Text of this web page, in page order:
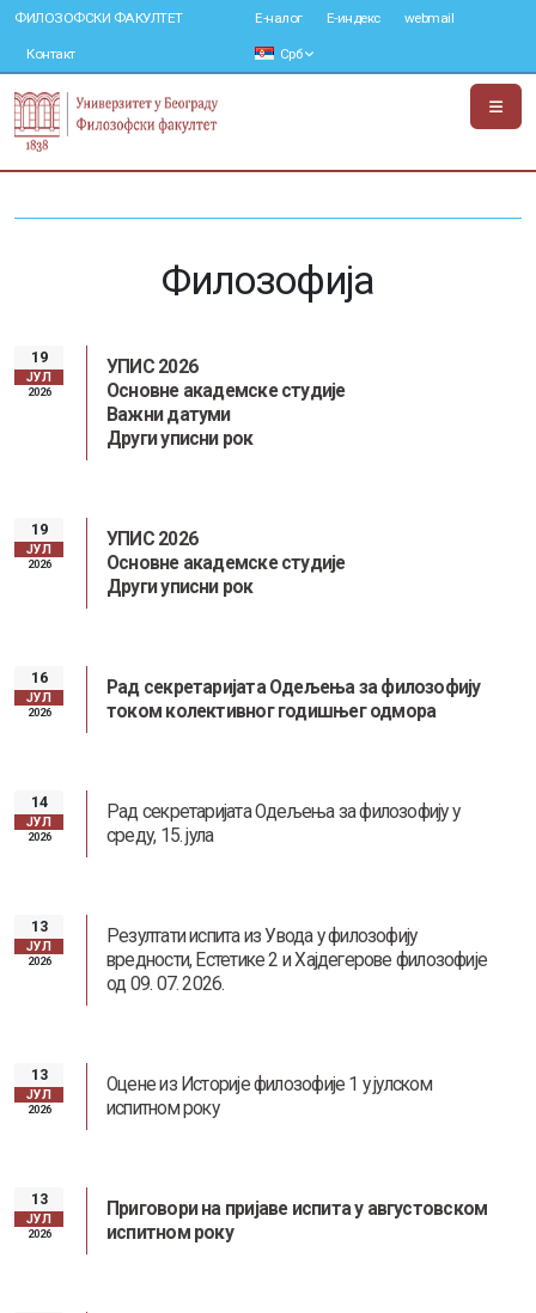
ФИЛОЗОФСКИ ФАКУЛТЕТ
Контакт
Е-налог Е-индекс webmail
Срб
Филозофија
19
ЈУЛ
2026
УПИС 2026
Основне академске студије
Важни датуми
Други уписни рок
19
ЈУЛ
2026
УПИС 2026
Основне академске студије
Други уписни рок
16
ЈУЛ
2026
Рад секретаријата Одељења за филозофију
током колективног годишњег одмора
14
ЈУЛ
2026
Рад секретаријата Одељења за филозофију у
среду, 15. јула
13
ЈУЛ
2026
Резултати испита из Увода у филозофију
вредности, Естетике 2 и Хајдегерове филозофије
од 09. 07. 2026.
13
ЈУЛ
2026
Оцене из Историје филозофије 1 у јулском
испитном року
13
ЈУЛ
2026
Приговори на пријаве испита у августовском
испитном року
Заштита од сексуалног узнемиравања и уцењивања